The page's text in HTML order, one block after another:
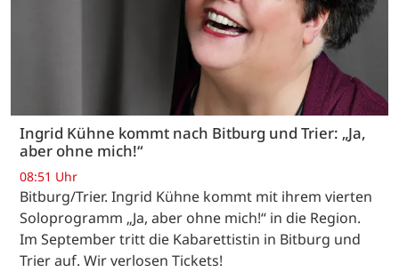
Ingrid Kühne kommt nach Bitburg und Trier: „Ja,
aber ohne mich!“
08:51 Uhr
Bitburg/Trier. Ingrid Kühne kommt mit ihrem vierten
Soloprogramm „Ja, aber ohne mich!“ in die Region.
Im September tritt die Kabarettistin in Bitburg und
Trier auf. Wir verlosen Tickets!